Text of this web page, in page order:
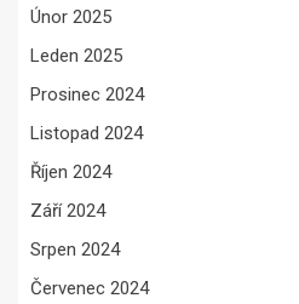
Únor 2025
Leden 2025
Prosinec 2024
Listopad 2024
Říjen 2024
Září 2024
Srpen 2024
Červenec 2024